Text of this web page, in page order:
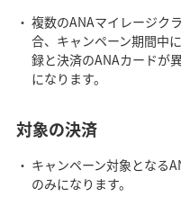
複数のANAマイレージク
合、キャンペーン期間中に
録と決済のANAカードが
になります。
対象の決済
キャンペーン対象となる
のみになります。